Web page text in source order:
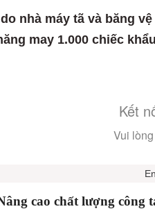
nhà máy tã và băng
may 1.000 chiếc
cao chất lượng công